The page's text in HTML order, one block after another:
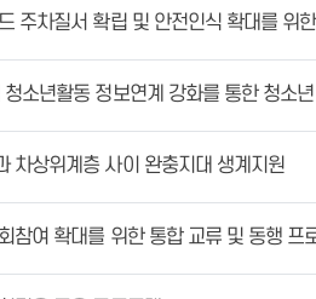
주차질서 확립 및 안전인식 확대를 위
소년활동 정보연계 강화를 통한 청소
차상위계층 사이 완충지대 생계지원
참여 확대를 위한 통합 교류 및 동행 프